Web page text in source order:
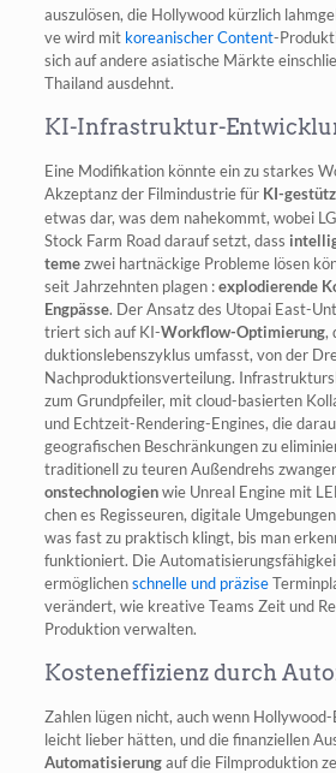
aus­zu­lö­sen, die Hol­ly­wood kürz­lich
ve wird mit korea­ni­scher Con­tent-
sich auf ande­re asia­ti­sche Märk­te
Thai­land ausdehnt.
KI-Infrastruktur-
Eine Modi­fi­ka­ti­on könn­te ein zu star­kes
Akzep­tanz der Film­in­dus­trie für KI-
etwas dar, was dem nahe­kommt, wobei
Stock Farm Road dar­auf setzt, dass
te­mezwei hart­nä­cki­ge Pro­ble­me lösen
seit Jahr­zehn­ten pla­gen :explo­die­ren­de
Eng­päs­se. Der Ansatz des Uto­pai East-
triert sich auf KI-Work­flow-Opti­mie­rung,
duk­ti­ons­le­bens­zy­klus umfasst, von der
Nach­pro­duk­ti­ons­ver­tei­lung.
zum Grund­pfei­ler, mit cloud-basier­ten
und Echt­zeit-Ren­de­ring-Engi­nes, die
geo­gra­fi­schen Beschrän­kun­gen zu
tra­di­tio­nell zu teu­ren Außen­drehs
ons­tech­no­lo­gienwie Unre­al Engi­ne mit
chen es Regis­seu­ren, digi­ta­le
was fast zu prak­tisch klingt, bis man
funk­tio­niert. Die
ermög­li­chenschnel­le und prä­zi­se
ver­än­dert, wie krea­ti­ve Teams Zeit und
Pro­duk­ti­on verwalten.
Kosteneffizienz durch
Zah­len lügen nicht, auch wenn
leicht lie­ber hät­ten, und die finan­zi­el­len
Auto­ma­ti­sie­rungauf die Film­pro­duk­ti­on